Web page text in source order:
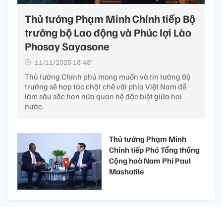
Thủ tướng Phạm Minh Chính tiếp Bộ
trưởng bộ Lao động và Phúc lợi Lào
Phosay Sayasone
11/11/2025 18:48’
Thủ tướng Chính phủ mong muốn và tin tưởng Bộ
trưởng sẽ hợp tác chặt chẽ với phía Việt Nam để
làm sâu sắc hơn nữa quan hệ đặc biệt giữa hai
nước.
Thủ tướng Phạm Minh
Chính tiếp Phó Tổng thống
Cộng hoà Nam Phi Paul
Mashatile